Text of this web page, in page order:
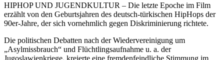
HIPHOP UND JUGENDKULTUR – Die letzte Epoche im Film
erzählt von den Geburtsjahren des deutsch-türkischen HipHops der
90er-Jahre, der sich vornehmlich gegen Diskriminierung richtete.
Die politischen Debatten nach der Wiedervereinigung um
„Asylmissbrauch“ und Flüchtlingsaufnahme u. a. der
Jugoslawienkriege, kreierte eine fremdenfeindliche Stimmung im